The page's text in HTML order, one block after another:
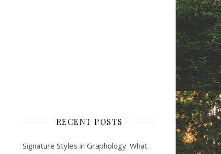
RECENT POSTS
Signature Styles in Graphology: What